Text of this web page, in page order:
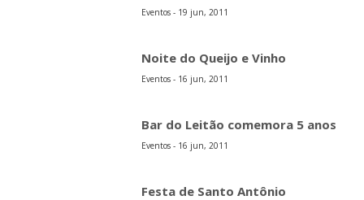
Eventos - 19 jun, 2011
Noite do Queijo e Vinho
Eventos - 16 jun, 2011
Bar do Leitão comemora 5 anos
Eventos - 16 jun, 2011
Festa de Santo Antônio